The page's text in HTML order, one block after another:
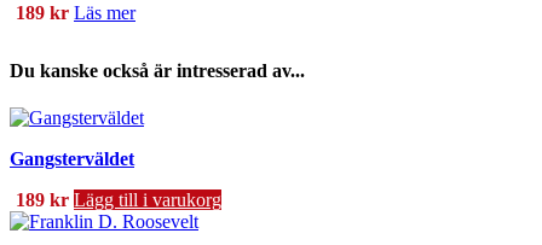
189 kr Läs mer
Du kanske också är intresserad av...
Gangsterväldet
189 kr Lägg till i varukorg